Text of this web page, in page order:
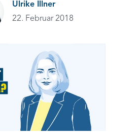
Ulrike Illner
22. Februar 2018